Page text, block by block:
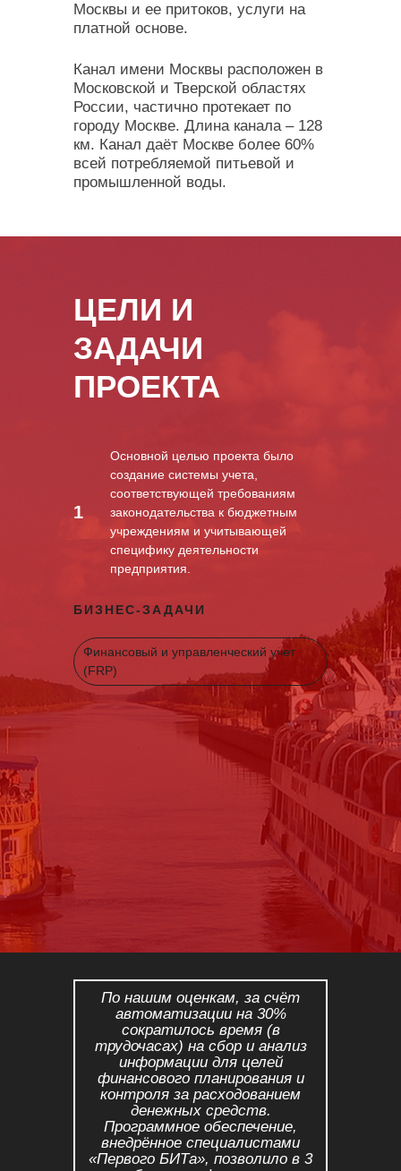
Москвы и ее притоков, услуги на
платной основе.
Канал имени Москвы расположен в
Московской и Тверской областях
России, частично протекает по
городу Москве. Длина канала – 128
км. Канал даёт Москве более 60%
всей потребляемой питьевой и
промышленной воды.
ЦЕЛИ И
ЗАДАЧИ
ПРОЕКТА
1
Основной целью проекта было
создание системы учета,
соответствующей требованиям
законодательства к бюджетным
учреждениям и учитывающей
специфику деятельности
предприятия.
БИЗНЕС-ЗАДАЧИ
Финансовый и управленческий учет
(FRP)
По нашим оценкам, за счёт
автоматизации на 30%
сократилось время (в
трудочасах) на сбор и анализ
информации для целей
финансового планирования и
контроля за расходованием
денежных средств.
Программное обеспечение,
внедрённое специалистами
«Первого БИТа», позволило в 3